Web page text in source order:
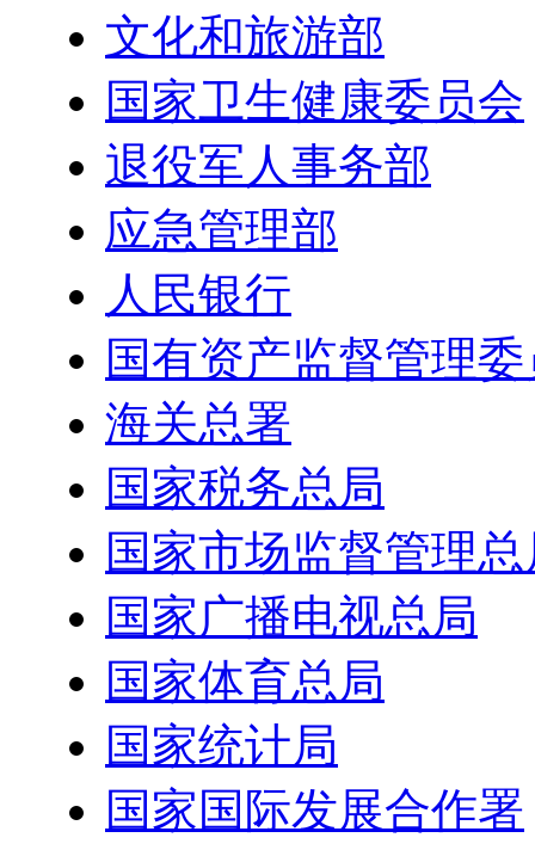
文化和旅游部
国家卫生健康委员会
退役军人事务部
应急管理部
人民银行
国有资产监督管理
海关总署
国家税务总局
国家市场监督管理
国家广播电视总局
国家体育总局
国家统计局
国家国际发展合作署